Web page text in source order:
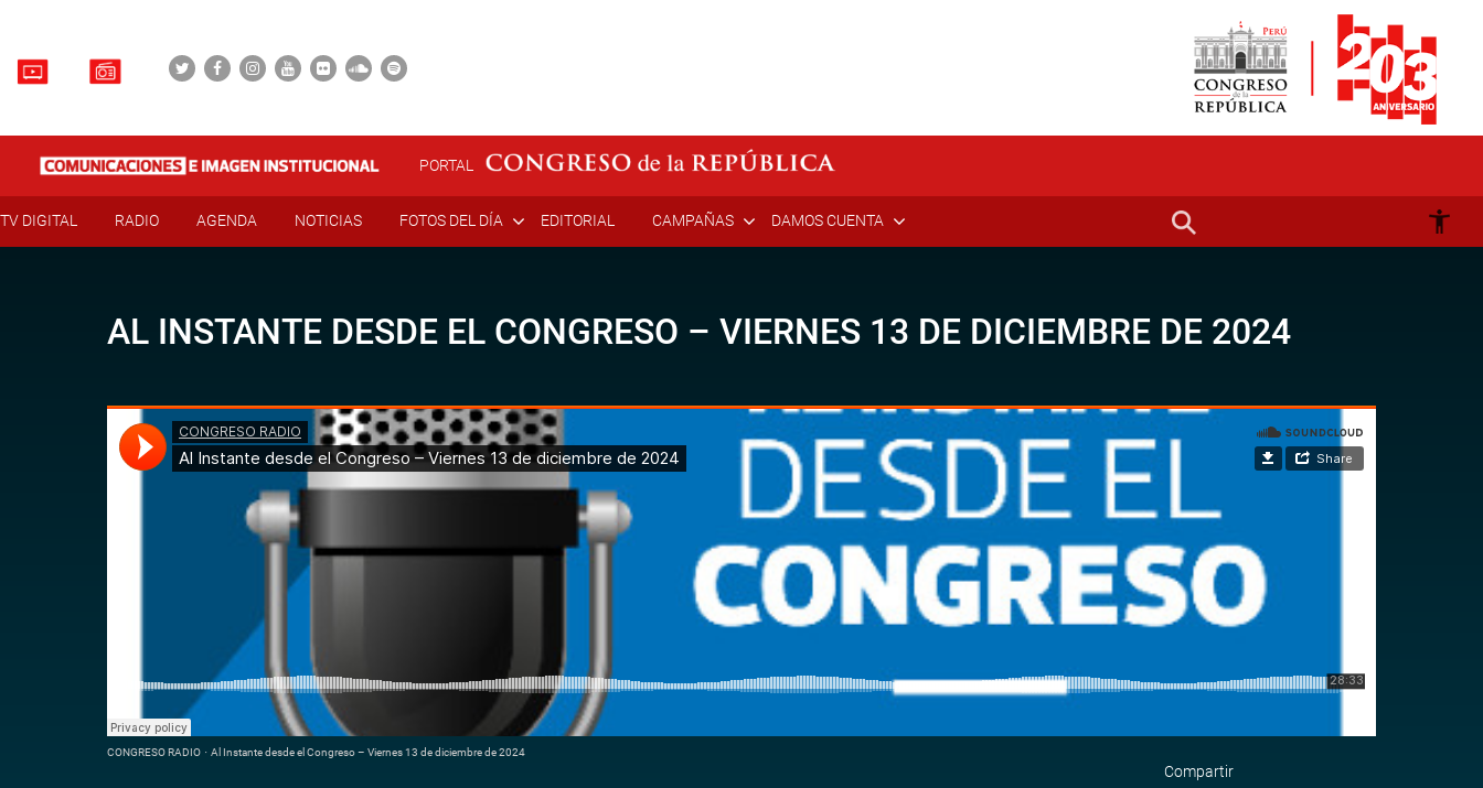
PORTAL
TV DIGITAL RADIO AGENDA NOTICIAS FOTOS DEL DÍA EDITORIAL CAMPAÑAS DAMOS CUENTA
AL INSTANTE DESDE EL CONGRESO – VIERNES 13 DE DICIEMBRE DE 2024
CONGRESO RADIO · Al Instante desde el Congreso – Viernes 13 de diciembre de 2024
Compartir